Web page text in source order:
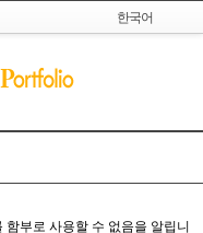
한국어
부로 사용할 수 없음을 알립니
북5